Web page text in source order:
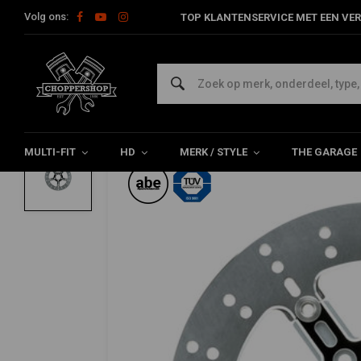
Volg ons: TOP KLANTENSERVICE MET EEN
MULTI-FIT HD MERK / STYLE THE GARAGE
Home HD Harley onderhoud Remdelen Voorremschijf
MOTO MASTER
Adrian 5-spaaks zwevende remschijf